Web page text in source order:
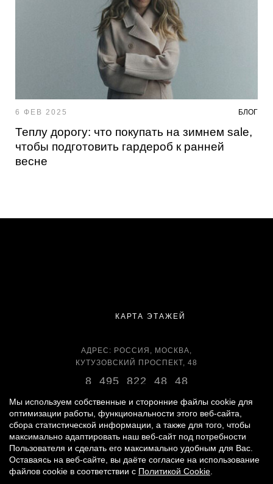
6 ФЕВ 2025 БЛОГ
Теплу дорогу: что покупать на зимнем sale,
чтобы подготовить гардероб к ранней
весне
КАРТА ЭТАЖЕЙ
АДРЕС: РОССИЯ, МОСКВА,
КУТУЗОВСКИЙ ПРОСПЕКТ, 48
8 495 822 48 48
ВРЕМЯ РАБОТЫ:
ЕЖЕДНЕВНО С 11:00 ДО 22:00
© 2007 - 2026«ВРЕМЕНА ГОДА»
Мы используем собственные и сторонние файлы cookie для
оптимизации работы, функциональности этого веб-сайта,
сбора статистической информации, а также для того, чтобы
максимально адаптировать наш веб-сайт под потребности
Пользователя и сделать его максимально удобным для Вас.
Оставаясь на веб-сайте, вы даёте согласие на использование
файлов cookie в соответствии с Политикой Cookie